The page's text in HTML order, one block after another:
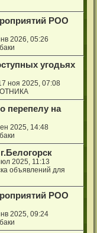
РОО
2026, 05:26
угодьях
ноя 2025, 07:08
перепелу на
2025, 14:48
2025, 11:13
объявлений для
РОО
2025, 09:24